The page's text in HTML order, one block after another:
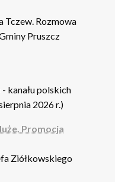
Tczew. Rozmowa
Pruszcz
kanału polskich
2026 r.)
Promocja
Ziółkowskiego